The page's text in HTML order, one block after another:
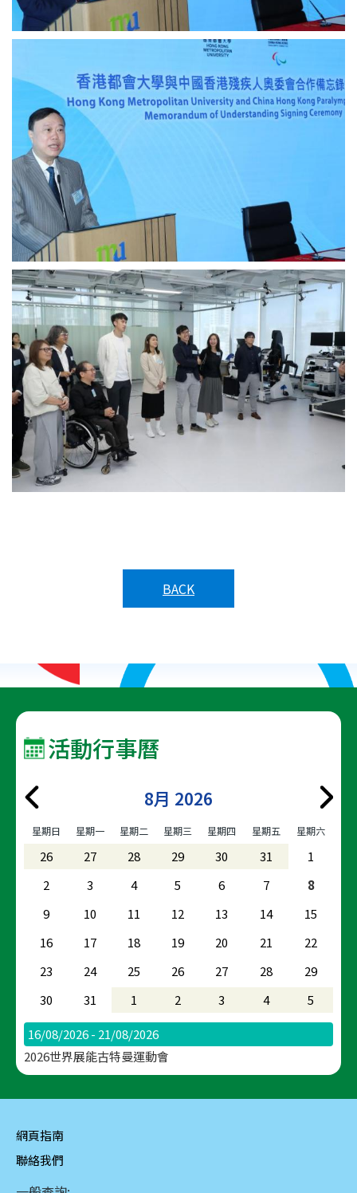
BACK
活動行事曆
8月 2026
星期日 星期一 星期二 星期三 星期四 星期五 星期六
26 27 28 29 30 31
1
2
3 4 5 6 7
8
9
10 11 12 13 14
15
16
17 18 19 20 21
22
23
24 25 26 27 28
29
30
31 1 2 3 4 5
16/08/2026 - 21/08/2026
2026世界展能古特曼運動會
網頁指南
聯絡我們